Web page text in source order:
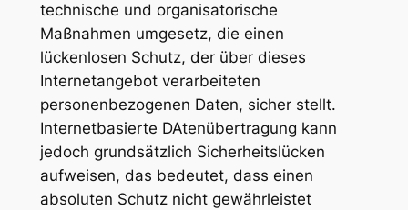
technische und organisatorische
Maßnahmen umgesetz, die einen
lückenlosen Schutz, der über dieses
Internetangebot verarbeiteten
personenbezogenen Daten, sicher stellt.
Internetbasierte DAtenübertragung kann
jedoch grundsätzlich Sicherheitslücken
aufweisen, das bedeutet, dass einen
absoluten Schutz nicht gewährleistet